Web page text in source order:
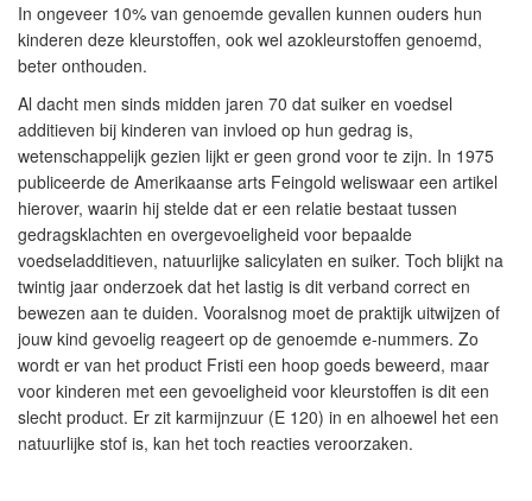
In ongeveer 10% van genoemde gevallen kunnen ouders hun
kinderen deze kleurstoffen, ook wel azokleurstoffen genoemd,
beter onthouden.
Al dacht men sinds midden jaren 70 dat suiker en voedsel
additieven bij kinderen van invloed op hun gedrag is,
wetenschappelijk gezien lijkt er geen grond voor te zijn. In 1975
publiceerde de Amerikaanse arts Feingold weliswaar een artikel
hierover, waarin hij stelde dat er een relatie bestaat tussen
gedragsklachten en overgevoeligheid voor bepaalde
voedseladditieven, natuurlijke salicylaten en suiker. Toch blijkt na
twintig jaar onderzoek dat het lastig is dit verband correct en
bewezen aan te duiden. Vooralsnog moet de praktijk uitwijzen of
jouw kind gevoelig reageert op de genoemde e-nummers. Zo
wordt er van het product Fristi een hoop goeds beweerd, maar
voor kinderen met een gevoeligheid voor kleurstoffen is dit een
slecht product. Er zit karmijnzuur (E 120) in en alhoewel het een
natuurlijke stof is, kan het toch reacties veroorzaken.